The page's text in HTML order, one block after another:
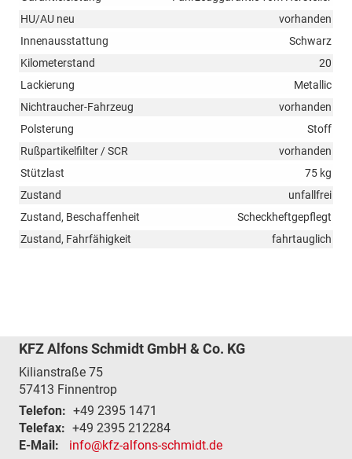
HU/AU neu
vorhanden
Innenausstattung
Schwarz
Kilometerstand
20
Lackierung
Metallic
Nichtraucher-Fahrzeug
vorhanden
Polsterung
Stoff
Rußpartikelfilter / SCR
vorhanden
Stützlast
75 kg
Zustand
unfallfrei
Zustand, Beschaffenheit
Scheckheftgepflegt
Zustand, Fahrfähigkeit
fahrtauglich
KFZ Alfons Schmidt GmbH & Co. KG
Kilianstraße 75
57413 Finnentrop
Telefon: +49 2395 1471
Telefax: +49 2395 212284
E-Mail:
info@kfz-alfons-schmidt.de